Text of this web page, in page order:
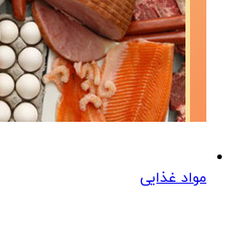
مواد غذایی